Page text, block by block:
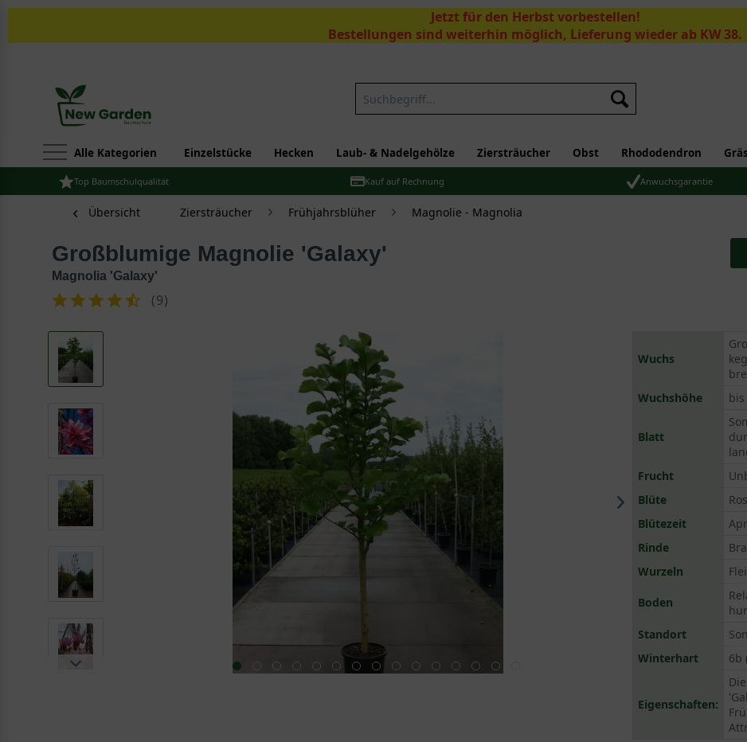
Jetzt für den Herbst vorbestellen!
Bestellungen sind weiterhin möglich, Lieferung wieder ab KW 38.
Suchen
Alle Kategorien Einzelstücke Hecken Laub- & Nadelgehölze Ziersträucher Obst Rhododendron
Top Baumschulqualität Kauf auf Rechnung Anwuchsgarantie
Übersicht Ziersträucher Frühjahrsblüher Magnolie - Magnolia
Großblumige Magnolie 'Galaxy'
Magnolia 'Galaxy'
(9)
Wuchs
Wuchshöhe
Blatt
Frucht
Blüte
Blütezeit
Rinde
Wurzeln
Boden
Standort
Winterhart
6b
Eigenschaften: